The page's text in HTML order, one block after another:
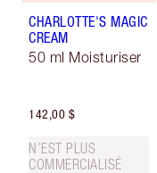
CHARLOTTE'S MAGIC
CREAM
50 ml Moisturiser
142,00 $
N’EST PLUS
COMMERCIALISÉ